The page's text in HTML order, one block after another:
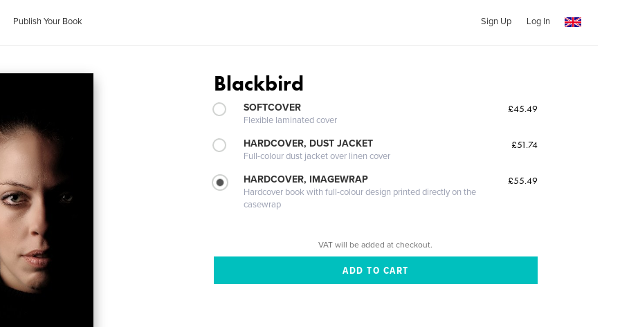
Publish Your Book Sign Up Log In
Blackbird
SOFTCOVER
Flexible laminated cover
£45.49
HARDCOVER, DUST JACKET
Full-colour dust jacket over linen cover
£51.74
HARDCOVER, IMAGEWRAP
Hardcover book with full-colour design printed directly on the
casewrap
£55.49
VAT will be added at checkout.